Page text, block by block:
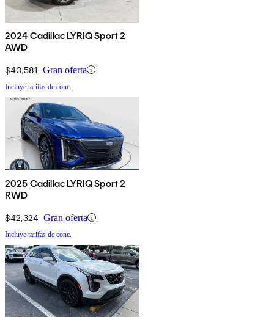
2024 Cadillac LYRIQ Sport 2
AWD
$40,581 Gran oferta
Incluye tarifas de conc.
2025 Cadillac LYRIQ Sport 2
RWD
$42,324 Gran oferta
Incluye tarifas de conc.